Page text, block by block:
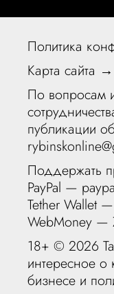
Политика
Карта сайта →
По вопросам
публикации
Поддержать
PayPal —
Tether Wallet
WebMoney —
18+ ©2026
интересное о
бизнесе и